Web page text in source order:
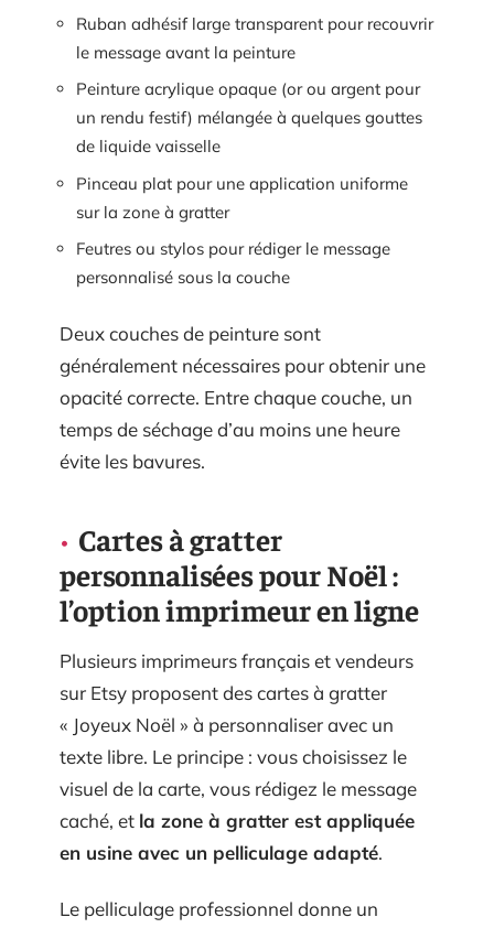
Ruban adhésif large transparent pour recouvrir
le message avant la peinture
Peinture acrylique opaque (or ou argent pour
un rendu festif) mélangée à quelques gouttes
de liquide vaisselle
Pinceau plat pour une application uniforme
sur la zone à gratter
Feutres ou stylos pour rédiger le message
personnalisé sous la couche
Deux couches de peinture sont
généralement nécessaires pour obtenir une
opacité correcte. Entre chaque couche, un
temps de séchage d’au moins une heure
évite les bavures.
Cartes à gratter
personnalisées pour Noël :
l’option imprimeur en ligne
Plusieurs imprimeurs français et vendeurs
sur Etsy proposent des cartes à gratter
« Joyeux Noël » à personnaliser avec un
texte libre. Le principe : vous choisissez le
visuel de la carte, vous rédigez le message
caché, et la zone à gratter est appliquée
en usine avec un pelliculage adapté.
Le pelliculage professionnel donne un